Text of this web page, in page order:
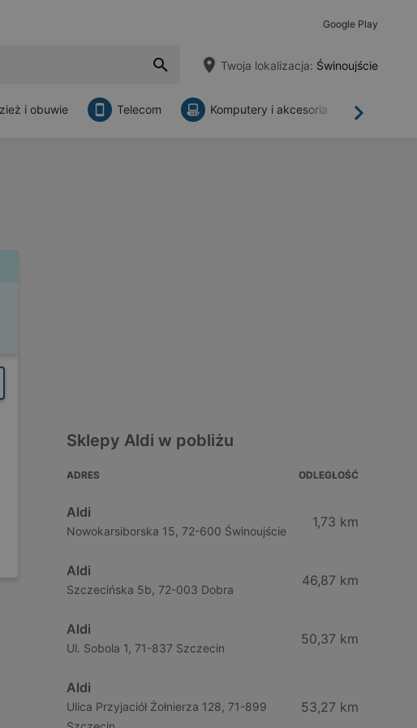
Google Play
Twoja lokalizacja: Świnoujście
Dalej
i obuwie Telecom Komputery i akcesoria
Sklepy Aldi w pobliżu
ADRES ODLEGŁOŚĆ
Aldi
Nowokarsiborska 15, 72-600 Świnoujście
1,73 km
Aldi
Szczecińska 5b, 72-003 Dobra
46,87 km
Aldi
Ul. Sobola 1, 71-837 Szczecin
50,37 km
Aldi
Ulica Przyjaciół Żołnierza 128, 71-899
53,27 km